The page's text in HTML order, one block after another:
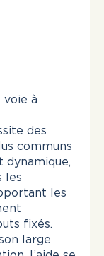
voie à
des
communs
dynamique,
les
les
fixés.
large